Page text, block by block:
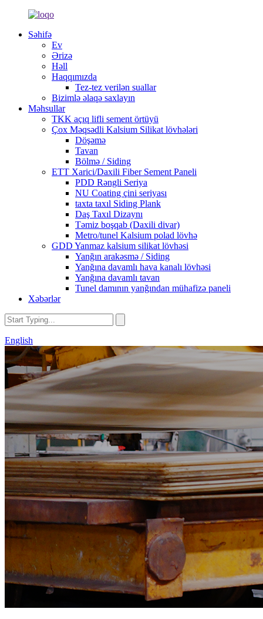
Səhifə
Ev
Ərizə
Həll
Haqqımızda
Tez-tez verilən suallar
Bizimlə əlaqə saxlayın
Məhsullar
TKK açıq lifli sement örtüyü
Çox Məqsədli Kalsium Silikat lövhələri
Döşəmə
Tavan
Bölmə / Siding
ETT Xarici/Daxili Fiber Sement Paneli
PDD Rəngli Seriya
NU Coating çini seriyası
taxta taxıl Siding Plank
Daş Taxıl Dizaynı
Təmiz boşqab (Daxili divar)
Metro/tunel Kalsium polad lövhə
GDD Yanmaz kalsium silikat lövhəsi
Yanğın arakəsmə / Siding
Yanğına davamlı hava kanalı lövhəsi
Yanğına davamlı tavan
Tunel damının yanğından mühafizə paneli
Xəbərlər
English